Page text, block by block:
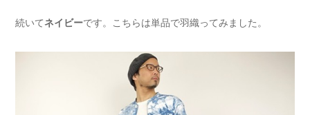
続いてネイビーです。こちらは単品で羽織ってみました。